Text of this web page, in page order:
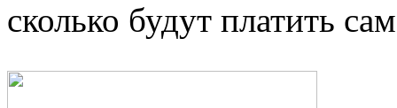
сколько будут платить